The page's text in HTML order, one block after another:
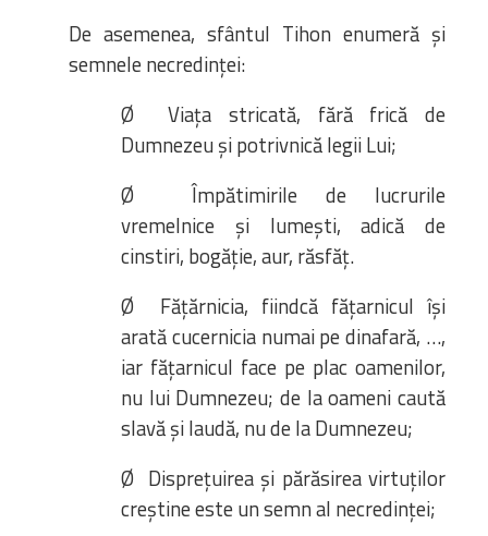
De asemenea, sfântul Tihon enumeră și
semnele necredinței:
Ø Viața stricată, fără frică de
Dumnezeu și potrivnică legii Lui;
Ø Împătimirile de lucrurile
vremelnice și lumești, adică de
cinstiri, bogăție, aur, răsfăț.
Ø Fățărnicia, fiindcă fățarnicul își
arată cucernicia numai pe dinafară, …,
iar fățarnicul face pe plac oamenilor,
nu lui Dumnezeu; de la oameni caută
slavă și laudă, nu de la Dumnezeu;
Ø Disprețuirea și părăsirea virtuților
creștine este un semn al necredinței;